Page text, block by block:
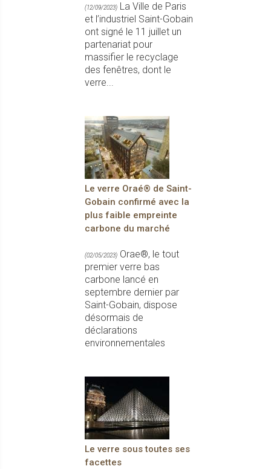
(12/09/2023) La Ville de Paris
et l’industriel Saint-Gobain
ont signé le 11 juillet un
partenariat pour
massifier le recyclage
des fenêtres, dont le
verre...
Le verre Oraé® de Saint-
Gobain confirmé avec la
plus faible empreinte
carbone du marché
(02/05/2023) Orae®, le tout
premier verre bas
carbone lancé en
septembre dernier par
Saint-Gobain, dispose
désormais de
déclarations
environnementales
Le verre sous toutes ses
facettes